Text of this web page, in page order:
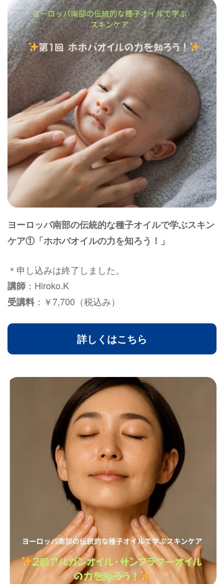
ヨーロッパ南部の伝統的な種子オイルで学ぶスキン
ケア①「ホホバオイルの力を知ろう！」
＊申し込みは終了しました。
講師 ：Hiroko.K
受講料：￥7,700（税込み）
詳しくはこちら